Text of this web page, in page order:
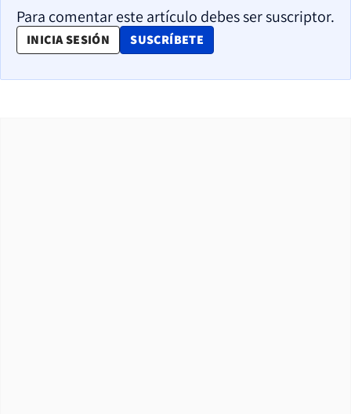
Para comentar este artículo debes ser suscriptor.
INICIA SESIÓN SUSCRÍBETE
OPENS IN NEW WINDOW